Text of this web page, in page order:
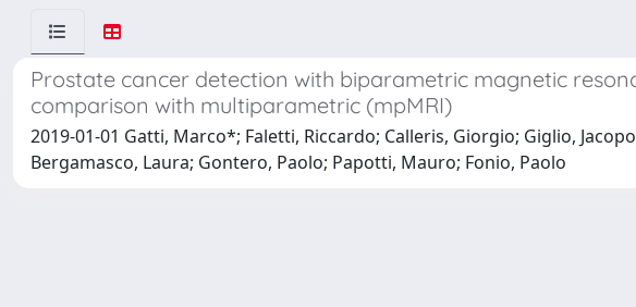
Prostate cancer detection with biparametric magnetic
comparison with multiparametric (mpMRI)
2019-01-01 Gatti, Marco*; Faletti, Riccardo; Calleris, Giorgio; Giglio,
Bergamasco, Laura; Gontero, Paolo; Papotti, Mauro; Fonio, Paolo